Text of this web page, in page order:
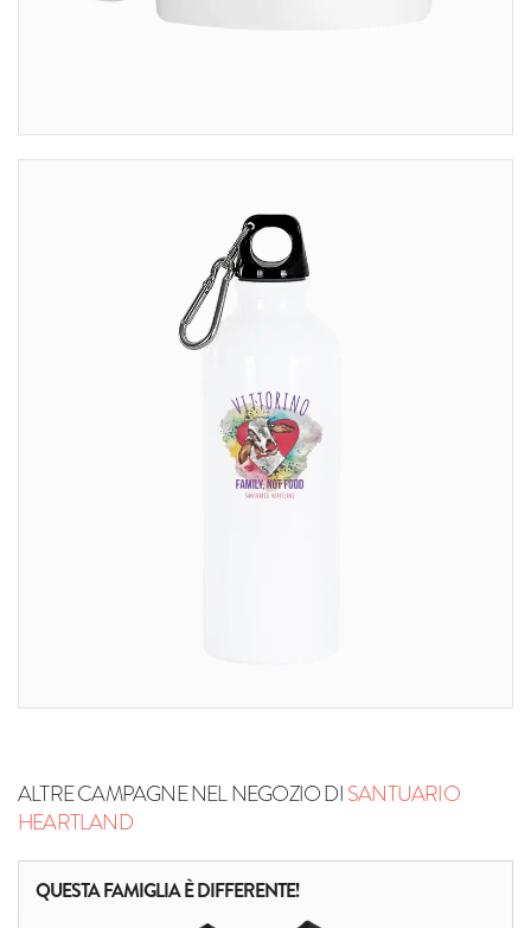
ALTRE CAMPAGNE NEL NEGOZIO DISANTUARIO
HEARTLAND
QUESTA FAMIGLIA È DIFFERENTE!